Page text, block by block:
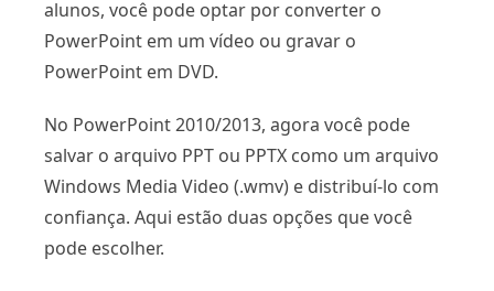
alunos, você pode optar por converter o
PowerPoint em um vídeo ou gravar o
PowerPoint em DVD.
No PowerPoint 2010/2013, agora você pode
salvar o arquivo PPT ou PPTX como um arquivo
Windows Media Video (.wmv) e distribuí-lo com
confiança. Aqui estão duas opções que você
pode escolher.